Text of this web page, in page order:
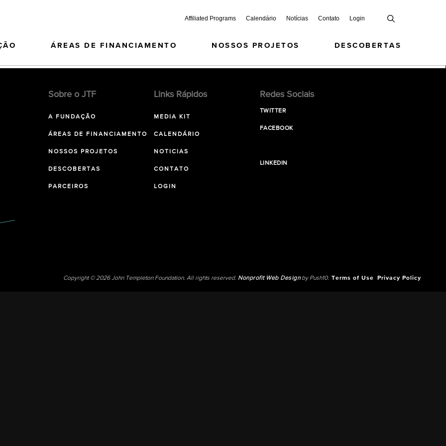
Affiliated Programs Calendário Notícias Contato Login
ÁREAS DE FINANCIAMENTO NOSSOS PROJETOS DESCOBERTAS
Sobre o JTF
A FUNDAÇÃO
ÁREAS DE FINANCIAMENTO
NOSSOS PROJETOS
DESCOBERTAS
PARCEIROS
Links Rápidos
MEDIA KIT
CALENDÁRIO
NOTICIAS
CONTATO
LOGIN
Redes Sociais
TWITTER
FACEBOOK
LINKEDIN
Copyright © 2026 John Templeton Foundation. All rights reserved. Nonprofit Web Designby Push10. Terms of Use Privacy Policy